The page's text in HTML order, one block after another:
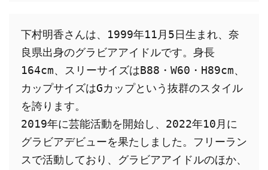
下村明香さんは、1999年11月5日生まれ、奈
良県出身のグラビアアイドルです。身長
164cm、スリーサイズはB88・W60・H89cm、
カップサイズはGカップという抜群のスタイル
を誇ります。
2019年に芸能活動を開始し、2022年10月に
グラビアデビューを果たしました。フリーラン
スで活動しており、グラビアアイドルのほか、